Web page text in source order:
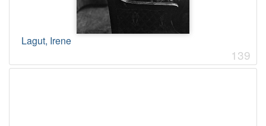
Lagut, Irene
139